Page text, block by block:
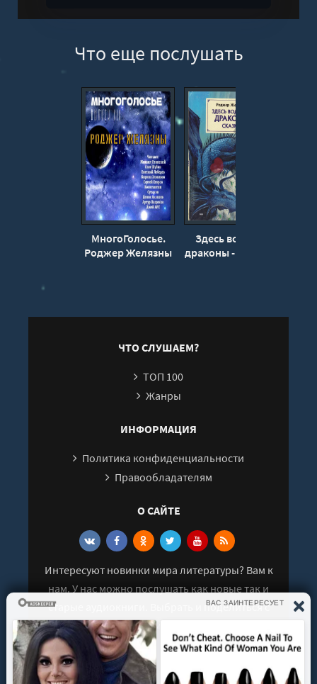
Что еще послушать
МногоГолосье.
Роджер Желязны
Здесь водятся
драконы - Роджер
ЧТО СЛУШАЕМ?
ТОП 100
Жанры
ИНФОРМАЦИЯ
Политика конфиденциальности
Правообладателям
О САЙТЕ
Интересуют новинки мира литературы? Вам к
нам. У нас можно послушать как новые так и
старые аудиокниги. Выбрать и поделиться с
друзьями лучшими аудиокнигами!